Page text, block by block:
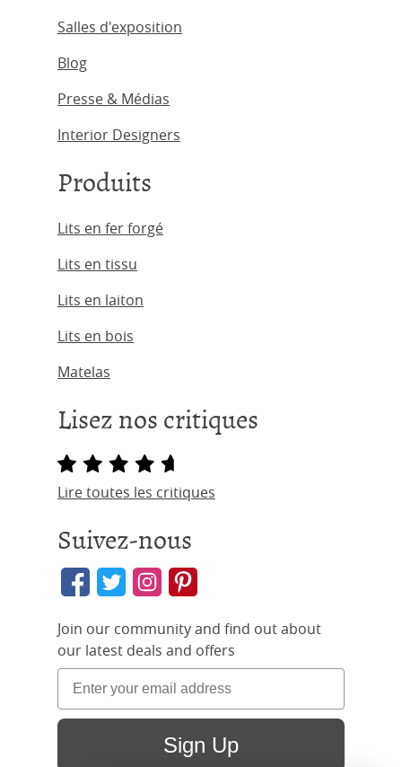
Salles d'exposition
Blog
Presse & Médias
Interior Designers
Produits
Lits en fer forgé
Lits en tissu
Lits en laiton
Lits en bois
Matelas
Lisez nos critiques
Lire toutes les critiques
Suivez-nous
Join our community and find out about
our latest deals and offers
Sign Up